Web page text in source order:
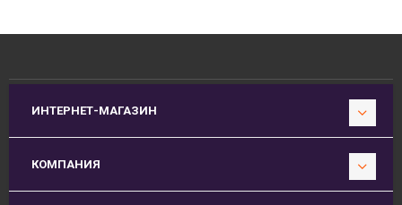
ИНТЕРНЕТ-МАГАЗИН
КОМПАНИЯ